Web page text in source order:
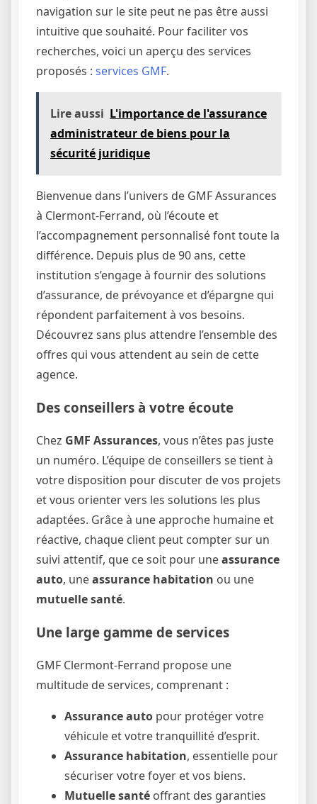
navigation sur le site peut ne pas être aussi
intuitive que souhaité. Pour faciliter vos
recherches, voici un aperçu des services
proposés : services GMF.
Lire aussi L'importance de l'assurance
administrateur de biens pour la
sécurité juridique
Bienvenue dans l’univers de GMF Assurances
à Clermont-Ferrand, où l’écoute et
l’accompagnement personnalisé font toute la
différence. Depuis plus de 90 ans, cette
institution s’engage à fournir des solutions
d’assurance, de prévoyance et d’épargne qui
répondent parfaitement à vos besoins.
Découvrez sans plus attendre l’ensemble des
offres qui vous attendent au sein de cette
agence.
Des conseillers à votre écoute
Chez GMF Assurances, vous n’êtes pas juste
un numéro. L’équipe de conseillers se tient à
votre disposition pour discuter de vos projets
et vous orienter vers les solutions les plus
adaptées. Grâce à une approche humaine et
réactive, chaque client peut compter sur un
suivi attentif, que ce soit pour uneassurance
auto, uneassurance habitation ou une
mutuelle santé.
Une large gamme de services
GMF Clermont-Ferrand propose une
multitude de services, comprenant :
Assurance auto pour protéger votre
véhicule et votre tranquillité d’esprit.
Assurance habitation, essentielle pour
sécuriser votre foyer et vos biens.
Mutuelle santé offrant des garanties